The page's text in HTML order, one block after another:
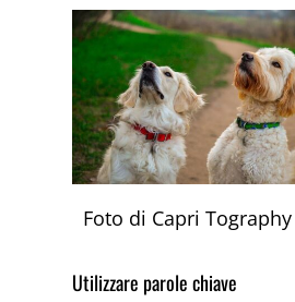
Foto di Capri
Utilizzare parole chiave